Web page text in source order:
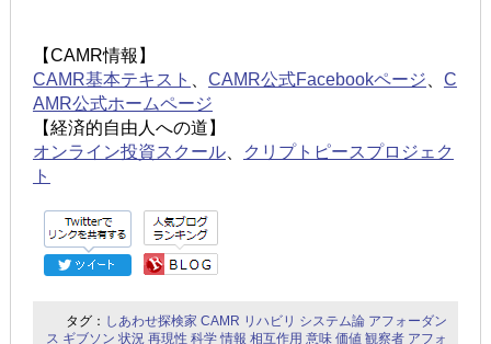
【CAMR情報】
CAMR基本テキスト
CAMR公式Facebookページ
C
AMR公式ホームページ
【経済的自由人への道】
オンライン投資スクール、
クリプトピースプロジェク
ト
タグ： しあわせ探検家 CAMR リハビリ システム論 アフォーダン
ス ギブソン 状況 再現性 科学 情報 相互作用 意味 価値 観察者 アフォ